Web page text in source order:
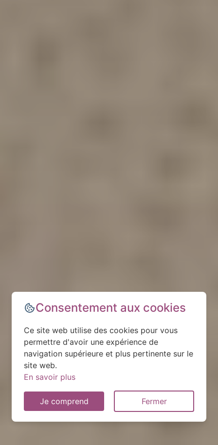
Consentement aux cookies
Ce site web utilise des cookies pour vous
permettre d'avoir une expérience de
navigation supérieure et plus pertinente sur le
site web.
En savoir plus
Je comprend Fermer